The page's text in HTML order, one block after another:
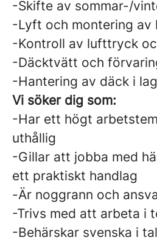
-Skifte av sommar-/
-Lyft och montering av
-Kontroll av lufttryck
-Däcktvätt och
-Hantering av däck i
Vi söker dig som:
-Har ett högt
uthållig
-Gillar att jobba med
ett praktiskt handlag
-Är noggrann och
-Trivs med att arbeta i
-Behärskar svenska i tal